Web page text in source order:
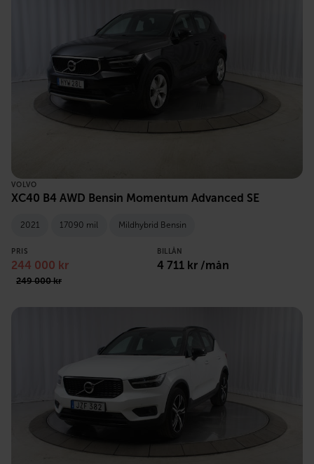
VOLVO
XC40 B4 AWD Bensin Momentum Advanced SE
2021 17090 mil Mildhybrid Bensin
PRIS
244 000 kr
249 000 kr
BILLÅN
4 711 kr /mån